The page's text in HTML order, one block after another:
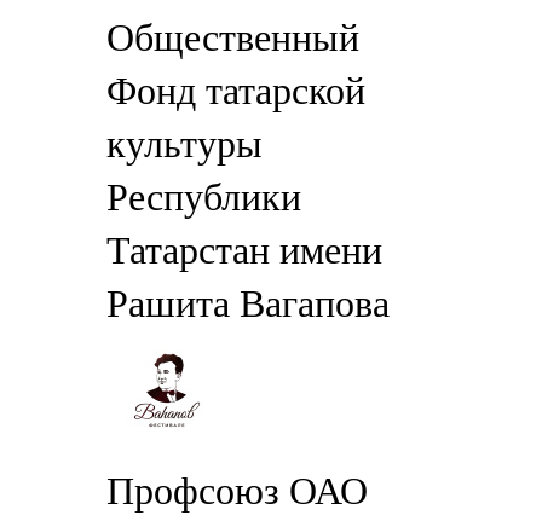
Общественный
Фонд татарской
культуры
Республики
Татарстан имени
Рашита Вагапова
Профсоюз ОАО